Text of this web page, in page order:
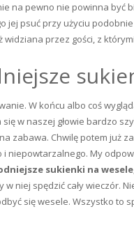
na pewno nie powinna być
jej psuć przy użyciu
widziana przez gości, z
W końcu albo coś
w naszej głowie bardzo
zabawa. Chwilę potem już
niepowtarzalnego. My
sukienki na wesele
niej spędzić cały wieczór.
się wesele. Wszystko to